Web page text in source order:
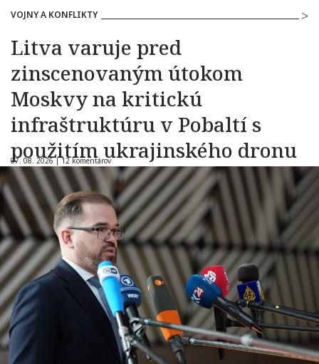
VOJNY A KONFLIKTY
Litva varuje pred
zinscenovaným útokom
Moskvy na kritickú
infraštruktúru v Pobaltí s
použitím ukrajinského dronu
07. 08. 2026 |12 komentárov